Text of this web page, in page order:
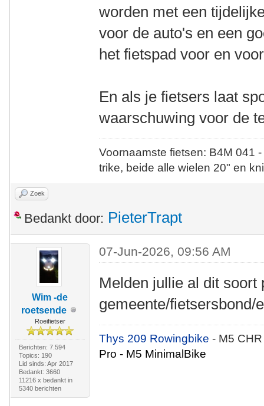
worden met een
voor de auto's en een
het fietspad voor en
En als je fietsers laat
waarschuwing voor de
Voornaamste fietsen: B4M
trike, beide alle wielen 20" en
Zoek
Bedankt door: PieterTrapt
Wim -de
roetsende
Roeifietser
Berichten: 7.594
Topics: 190
Lid sinds: Apr 2017
Bedankt: 3660
11216 x bedankt in
5340 berichten
07-Jun-2026, 09:56 AM
Melden jullie al dit soort
gemeente/fietsersbond/
Thys 209 Rowingbike- M5
Pro - M5 MinimalBike